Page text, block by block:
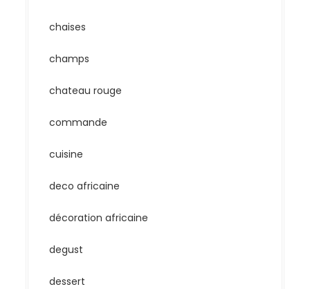
chaises
champs
chateau rouge
commande
cuisine
deco africaine
décoration africaine
degust
dessert